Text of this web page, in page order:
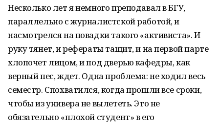
Несколько лет я немного преподавал в БГУ,
параллельно с журналистской работой, и
насмотрелся на повадки такого «активиста». И
руку тянет, и рефераты тащит, и на первой парте
хлопочет лицом, и под дверью кафедры, как
верный пес, ждет. Одна проблема: не ходил весь
семестр. Спохватился, когда прошли все сроки,
чтобы из универа не вылететь. Это не
обязательно «плохой студент» в его